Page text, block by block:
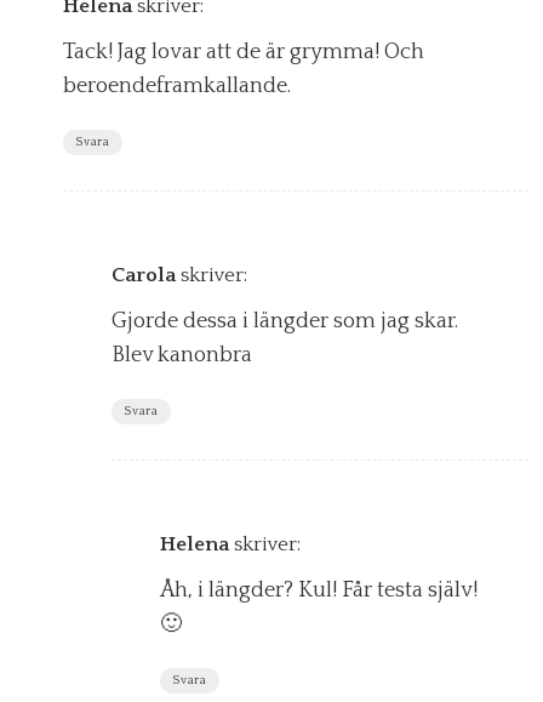
Helena skriver:
Tack! Jag lovar att de är grymma! Och
beroendeframkallande.
Svara
Carola skriver:
Gjorde dessa i längder som jag skar.
Blev kanonbra
Svara
Helena skriver:
Åh, i längder? Kul! Får testa själv!
🙂
Svara